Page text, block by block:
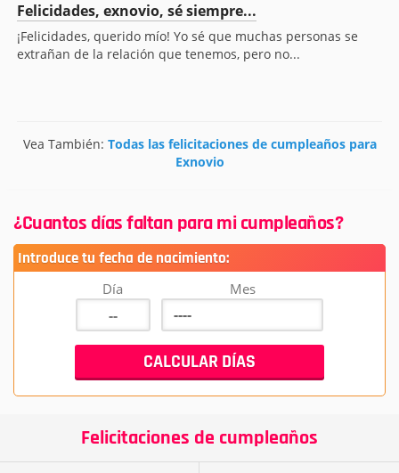
Felicidades, exnovio, sé siempre...
¡Felicidades, querido mío! Yo sé que muchas personas se
extrañan de la relación que tenemos, pero no...
Vea También: Todas las felicitaciones de cumpleaños para
Exnovio
¿Cuantos días faltan para mi cumpleaños?
Introduce tu fecha de nacimiento:
Día Mes
Felicitaciones de cumpleaños